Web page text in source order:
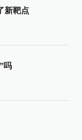
新靶点
吗